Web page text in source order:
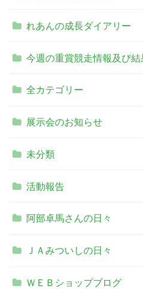
れあんの成長ダイアリー
今週の重賞競走情報及び結
全カテゴリー
展示会のお知らせ
未分類
活動報告
阿部卓馬さんの日々
ＪＡみついしの日々
ＷＥＢショップブログ